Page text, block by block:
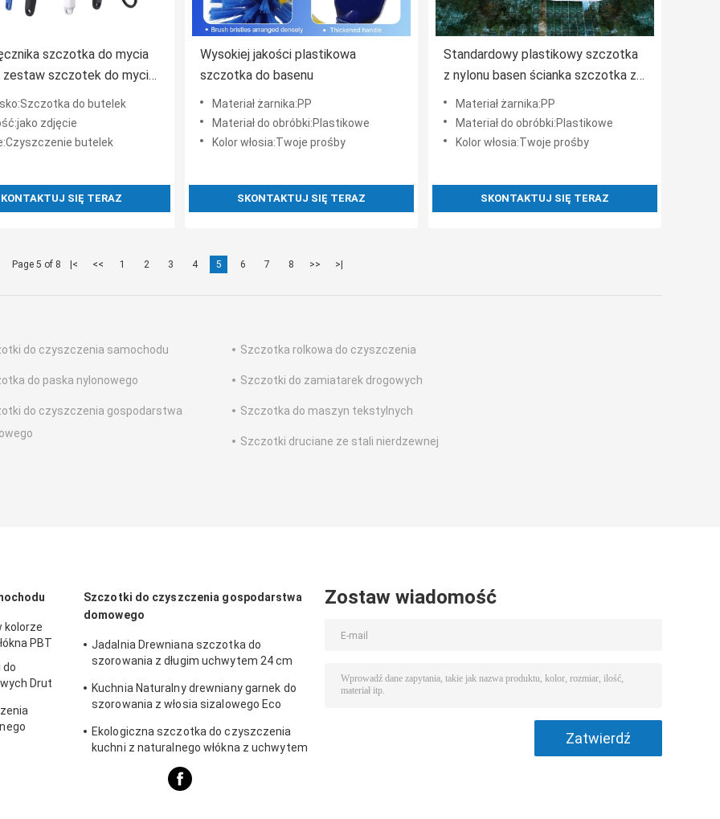
szczotka do mycia
zestaw szczotek do mycia
do butelek
zdjęcie
butelek
SIĘ TERAZ
Wysokiej jakości plastikowa
szczotka do basenu
Materiał żarnika:PP
Materiał do obróbki:Plastikowe
Kolor włosia:Twoje prośby
SKONTAKTUJ SIĘ TERAZ
Standardowy plastikowy szczotka
z nylonu basen ścianka szczotka z
nylonu czyszczy dla basenu
Materiał żarnika:PP
Materiał do obróbki:Plastikowe
Kolor włosia:Twoje prośby
SKONTAKTUJ SIĘ TERAZ
Page 5 of 8 |< << 1 2 3 4 5 6 7 8 >> >|
do czyszczenia samochodu Szczotka rolkowa do czyszczenia
do paska nylonowego Szczotki do zamiatarek drogowych
do czyszczenia gospodarstwa
Szczotka do maszyn tekstylnych
Szczotki druciane ze stali nierdzewnej
kolorze
PBT
do
Drut
Szczotki do czyszczenia gospodarstwa
domowego
Jadalnia Drewniana szczotka do
szorowania z długim uchwytem 24 cm
Kuchnia Naturalny drewniany garnek do
szorowania z włosia sizalowego Eco
Ekologiczna szczotka do czyszczenia
kuchni z naturalnego włókna z uchwytem
Zostaw wiadomość